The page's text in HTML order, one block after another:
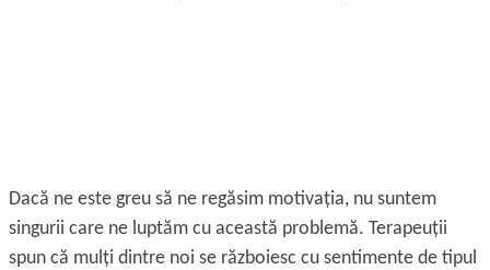
Dacă ne este greu să ne regăsim motivaţia, nu suntem
singurii care ne luptăm cu această problemă. Terapeuţii
spun că mulţi dintre noi se războiesc cu sentimente de tipul